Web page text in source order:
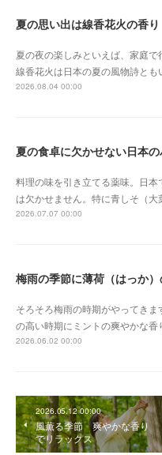
夏の思い出は線香花火の香り
夏の夜の楽しみといえば、家庭で
線香花火は日本の夏の風物詩とも
2026.08.04 00:00
料理の味を引き立てる薬味。日
は欠かせません。特に青しそ（大
2026.07.07 00:00
梅雨の季節に薄荷（はっか
そろそろ梅雨の時期がやってき
の高い時期にミントの爽やかな香
2026.06.02 00:00
2026.05.12 00:00
風薫る季節 爽やかな香り
でリラックス